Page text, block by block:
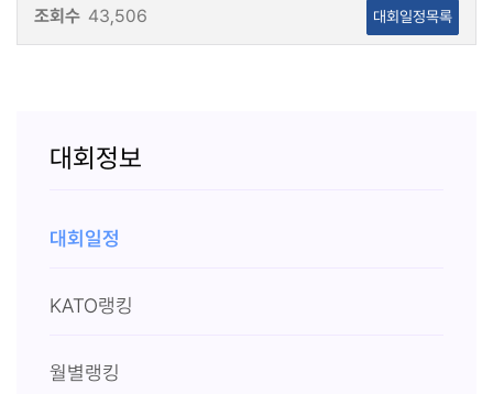
조회수 43,506 대회일정목록
대회정보
대회일정
KATO랭킹
월별랭킹